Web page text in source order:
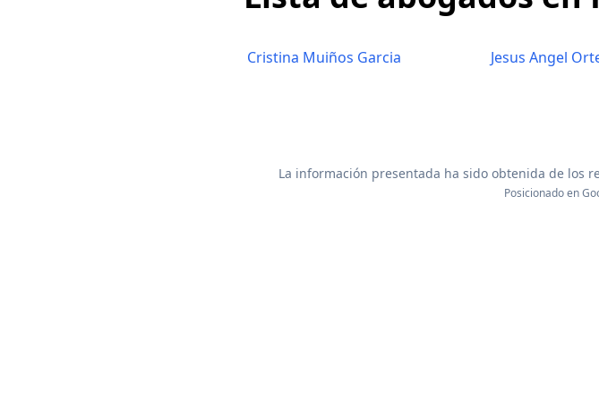
Cristina Muiños Garcia Jesus Angel
La información presentada ha sido obtenida de los
Posicionado en